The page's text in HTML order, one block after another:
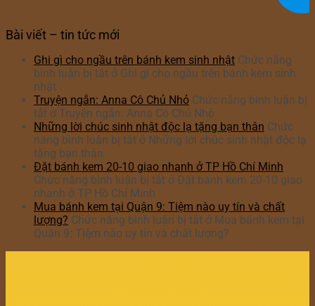
Bài viết – tin tức mới
Ghi gì cho ngầu trên bánh kem sinh nhật Chức năng
bình luận bị tắt ở Ghi gì cho ngầu trên bánh kem sinh
nhật
Truyện ngắn: Anna Cô Chủ Nhỏ Chức năng bình luận bị
tắt ở Truyện ngắn: Anna Cô Chủ Nhỏ
Những lời chúc sinh nhật độc lạ tặng bạn thân Chức
năng bình luận bị tắt ở Những lời chúc sinh nhật độc lạ
tặng bạn thân
Đặt bánh kem 20-10 giao nhanh ở TP Hồ Chí Minh
Chức năng bình luận bị tắt ở Đặt bánh kem 20-10 giao
nhanh ở TP Hồ Chí Minh
Mua bánh kem tại Quận 9: Tiệm nào uy tín và chất
lượng? Chức năng bình luận bị tắt ở Mua bánh kem tại
Quận 9: Tiệm nào uy tín và chất lượng?